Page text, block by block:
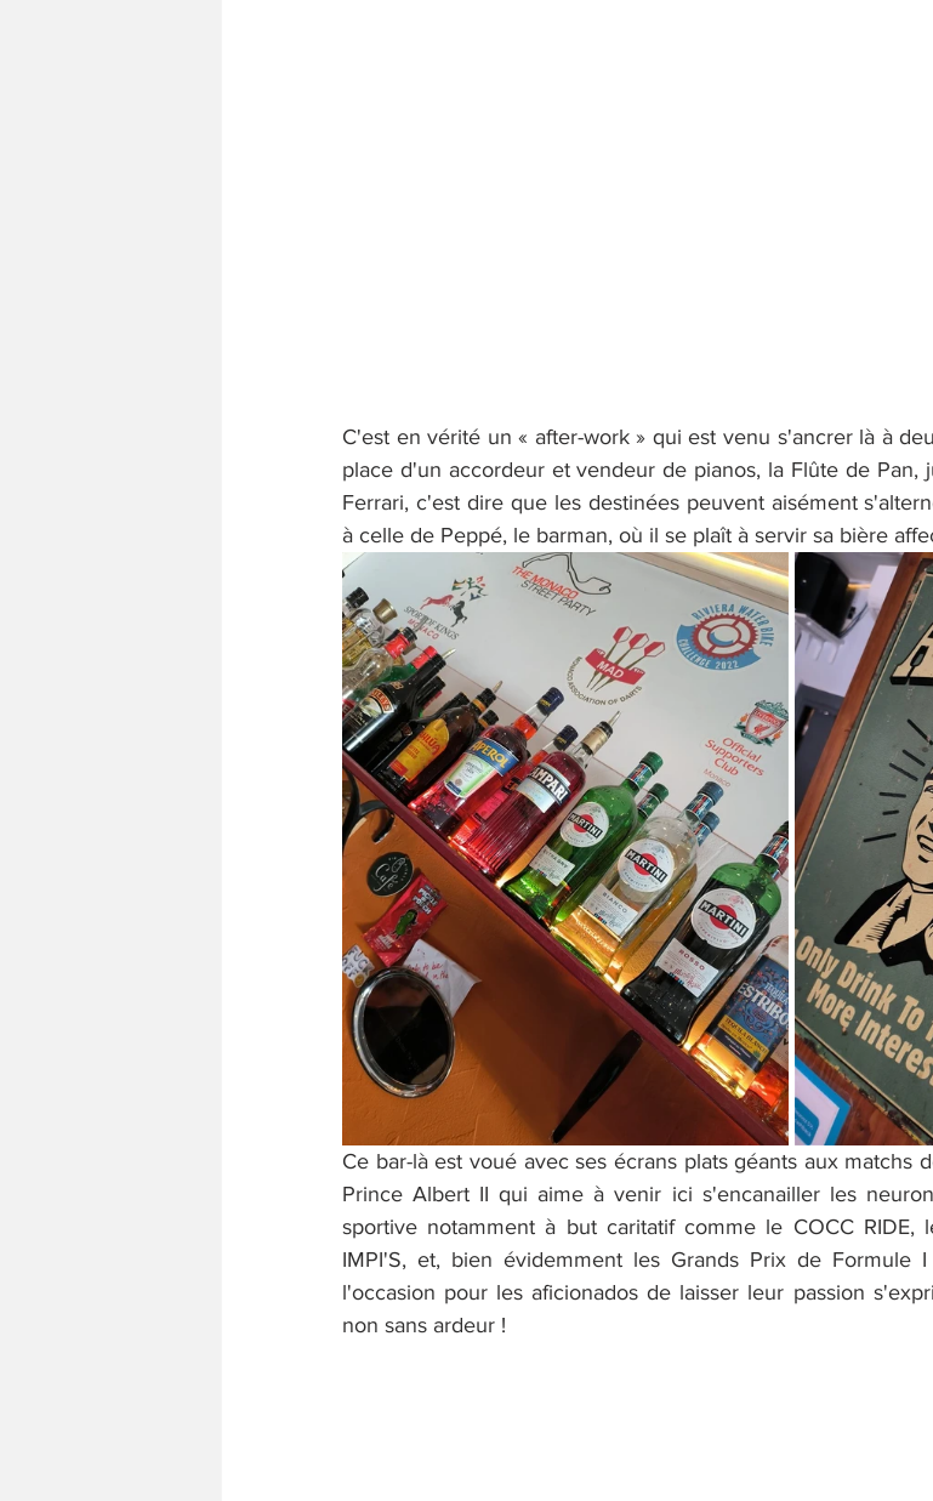
C'est en vérité un « after-work » qui est venu s'ancrer là à
place d'un accordeur et vendeur de pianos, la Flûte de Pan,
Ferrari, c'est dire que les destinées peuvent aisément
à celle de Peppé, le barman, où il se plaît à servir sa bière
Ce bar-là est voué avec ses écrans plats géants aux matchs
Prince Albert II qui aime à venir ici s'encanailler les
sportive notamment à but caritatif comme le COCC RIDE,
IMPI'S, et, bien évidemment les Grands Prix de Formule
l'occasion pour les aficionados de laisser leur passion
non sans ardeur !